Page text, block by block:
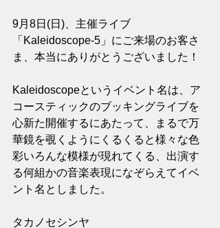
9月8日(日)、主催ライブ
「Kaleidoscope-5」にご来場のお客さ
ま、本当にありがとうございました！
Kaleidoscopeというイベント名は、ア
コースティックのブッキングライブを
心新た開催するにあたって、まるで万
華鏡を覗くようにくるくると様々な色
彩いろんな模様が現れてくる、出演す
る何組かの音楽表現になぞらえてイベ
ント名としました。
タカノセシンヤ